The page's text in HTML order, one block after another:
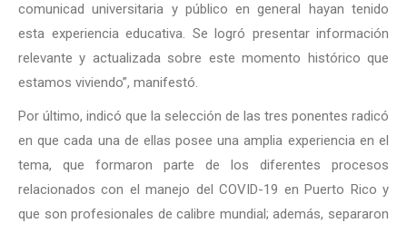
comunicad universitaria y público en general hayan tenido
esta experiencia educativa. Se logró presentar información
relevante y actualizada sobre este momento histórico que
estamos viviendo”, manifestó.
Por último, indicó que la selección de las tres ponentes radicó
en que cada una de ellas posee una amplia experiencia en el
tema, que formaron parte de los diferentes procesos
relacionados con el manejo del COVID-19 en Puerto Rico y
que son profesionales de calibre mundial; además, separaron